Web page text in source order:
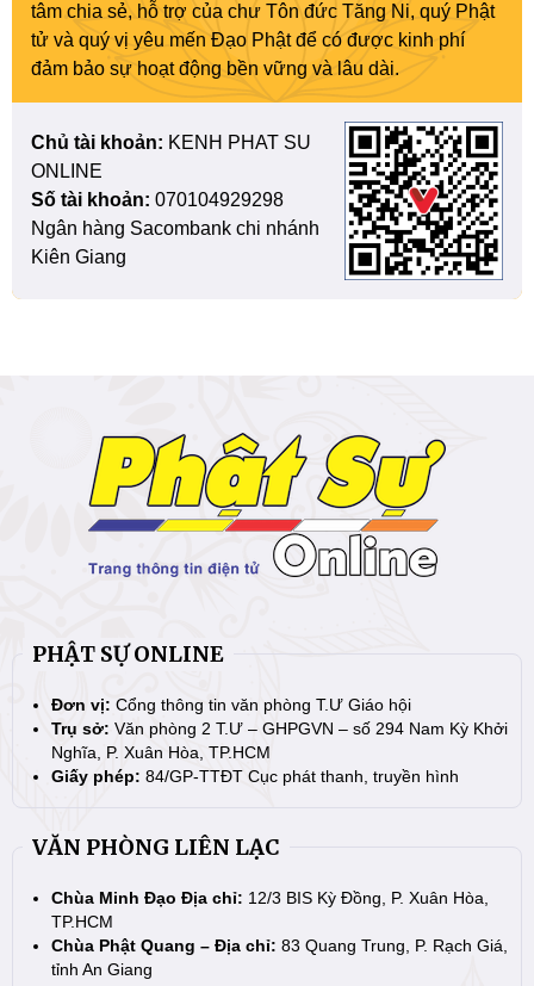
tâm chia sẻ, hỗ trợ của chư Tôn đức Tăng Ni, quý Phật
tử và quý vị yêu mến Đạo Phật để có được kinh phí
đảm bảo sự hoạt động bền vững và lâu dài.
Chủ tài khoản: KENH PHAT SU
ONLINE
Số tài khoản: 070104929298
Ngân hàng Sacombank chi nhánh
Kiên Giang
PHẬT SỰ ONLINE
Đơn vị: Cổng thông tin văn phòng T.Ư Giáo hội
Trụ sở: Văn phòng 2 T.Ư – GHPGVN – số 294 Nam Kỳ Khởi
Nghĩa, P. Xuân Hòa, TP.HCM
Giấy phép: 84/GP-TTĐT Cục phát thanh, truyền hình
VĂN PHÒNG LIÊN LẠC
Chùa Minh Đạo Địa chỉ: 12/3 BIS Kỳ Đồng, P. Xuân Hòa,
TP.HCM
Chùa Phật Quang – Địa chỉ: 83 Quang Trung, P. Rạch Giá,
tỉnh An Giang